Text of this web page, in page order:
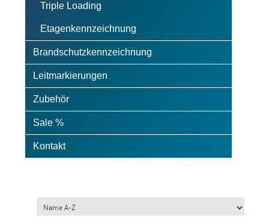
Triple Loading
Etagenkennzeichnung
Brandschutzkennzeichnung
Leitmarkierungen
Zubehör
Sale %
Kontakt